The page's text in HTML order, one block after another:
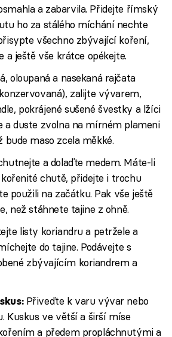
a zabarvila. Přidejte římský
ho za stálého míchání nechte
všechno zbývající koření,
a ještě vše krátce opékejte.
oloupaná a nasekaná rajčata
zalijte vývarem,
pokrájené sušené švestky a lžíci
a duste zvolna na mírném plameni
bude maso zcela měkké.
a dolaďte medem. Máte-li
chutě, přidejte i trochu
použili na začátku. Pak vše ještě
než stáhnete tajine z ohně.
listy koriandru a petržele a
do tajine. Podávejte s
zbývajícím koriandrem a
Přiveďte k varu vývar nebo
Kuskus ve větší a širší míse
a předem propláchnutými a